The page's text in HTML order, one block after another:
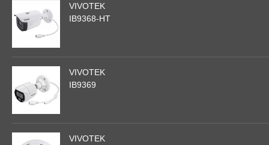
VIVOTEK
IB9368-HT
VIVOTEK
IB9369
VIVOTEK